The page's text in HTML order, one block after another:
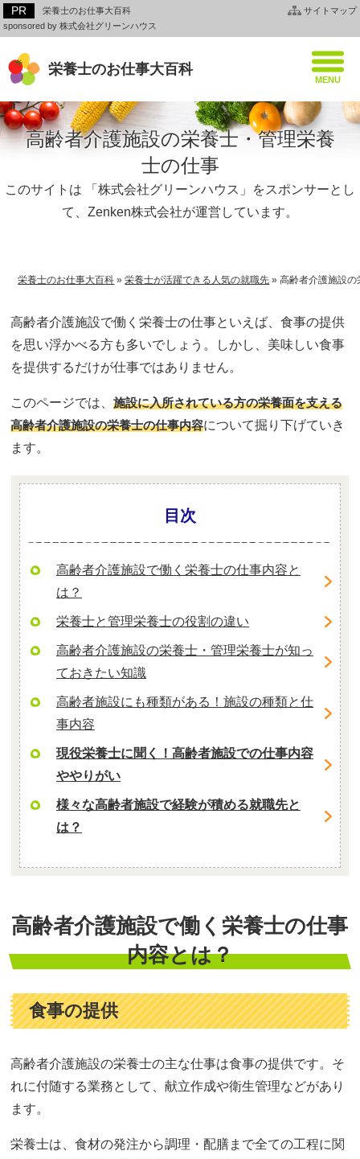
栄養士のお仕事大百科
sponsored by 株式会社グリーンハウス
サイトマップ
栄養士のお仕事大百科
高齢者介護施設の栄養士・管理栄養
士の仕事
このサイトは 「株式会社グリーンハウス」をスポンサーとし
て、Zenken株式会社が運営しています。
栄養士のお仕事大百科 »栄養士が活躍できる人気の就職先 »高齢者介護施設
高齢者介護施設で働く栄養士の仕事といえば、食事の提供
を思い浮かべる方も多いでしょう。しかし、美味しい食事
を提供するだけが仕事ではありません。
このページでは、施設に入所されている方の栄養面を支える
高齢者介護施設の栄養士の仕事内容について掘り下げていき
ます。
目次
高齢者介護施設で働く栄養士の仕事内容と
は？
栄養士と管理栄養士の役割の違い
高齢者介護施設の栄養士・管理栄養士が知っ
ておきたい知識
高齢者施設にも種類がある！施設の種類と仕
事内容
現役栄養士に聞く！高齢者施設での仕事内容
ややりがい
様々な高齢者施設で経験が積める就職先と
は？
高齢者介護施設で働く栄養士の仕事
内容とは？
食事の提供
高齢者介護施設の栄養士の主な仕事は食事の提供です。そ
れに付随する業務として、献立作成や衛生管理などがあり
ます。
栄養士は、食材の発注から調理・配膳まで全ての工程に関